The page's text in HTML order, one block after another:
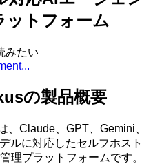
ットフォーム
みたい
の製品概要
、Claude、GPT、Gemini
ルに対応したセルフホス
理プラットフォームです